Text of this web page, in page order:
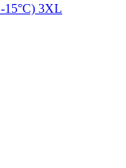
-15°С) 3XL